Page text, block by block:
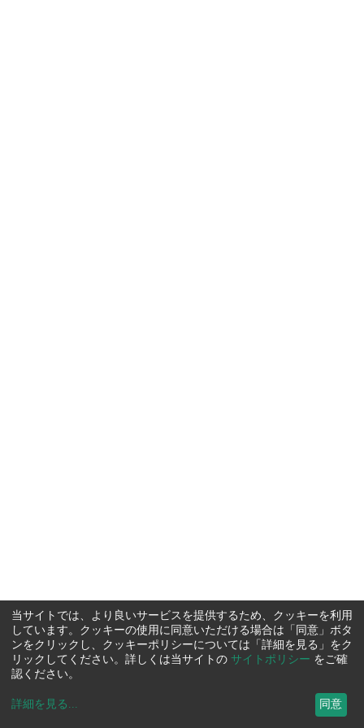
当サイトでは、より良いサービスを提供するため、クッキーを利用
しています。クッキーの使用に同意いただける場合は「同意」ボタ
ンをクリックし、クッキーポリシーについては「詳細を見る」をク
リックしてください。詳しくは当サイトの サイトポリシー をご確
認ください。
詳細を見る ... 同意